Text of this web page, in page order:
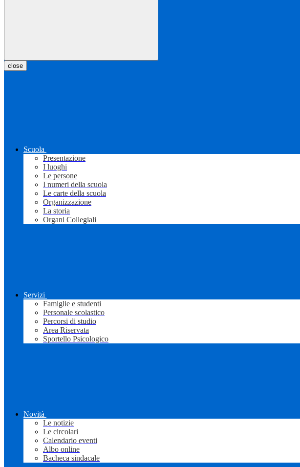
close
Scuola
Presentazione
I luoghi
Le persone
I numeri della scuola
Le carte della scuola
Organizzazione
La storia
Organi Collegiali
Servizi
Famiglie e studenti
Personale scolastico
Percorsi di studio
Area Riservata
Sportello Psicologico
Novità
Le notizie
Le circolari
Calendario eventi
Albo online
Bacheca sindacale